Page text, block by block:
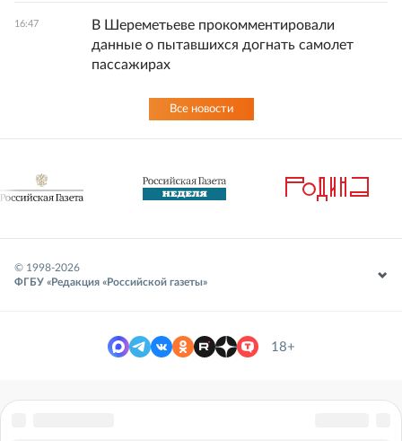
16:47
В Шереметьеве прокомментировали
данные о пытавшихся догнать самолет
пассажирах
Все новости
© 1998-2026
ФГБУ «Редакция «Российской газеты»
18+